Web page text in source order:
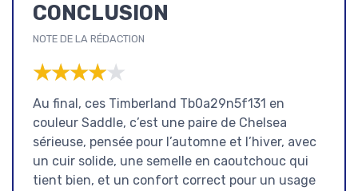
CONCLUSION
NOTE DE LA RÉDACTION
★★★★★
★★★★★
Au final, ces Timberland Tb0a29n5f131 en
couleur Saddle, c’est une paire de Chelsea
sérieuse, pensée pour l’automne et l’hiver, avec
un cuir solide, une semelle en caoutchouc qui
tient bien, et un confort correct pour un usage